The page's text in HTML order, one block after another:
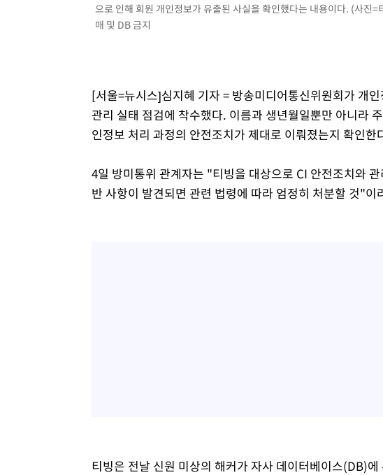
으로 인해 회원 개인정보가 유출된 사실을 확인했다는 내용이다. (사진
매 및 DB 금지
[서울=뉴시스]심지혜 기자 = 방송미디어통신위원회가 개
관리 실태 점검에 착수했다. 이름과 생년월일뿐만 아니라
인정보 처리 과정의 안전조치가 제대로 이뤄졌는지 확인한
4일 방미통위 관계자는 "티빙을 대상으로 CI 안전조치와
반 사항이 발견되면 관련 법령에 따라 엄정히 처분할 것"이
티빙은 전날 신원 미상의 해커가 자사 데이터베이스(DB)